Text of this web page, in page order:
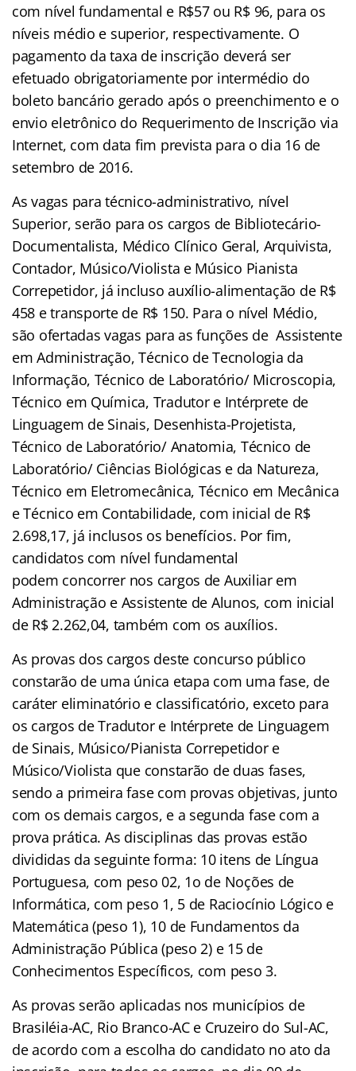
com nível fundamental e R$57 ou R$ 96, para os
níveis médio e superior, respectivamente. O
pagamento da taxa de inscrição deverá ser
efetuado obrigatoriamente por intermédio do
boleto bancário gerado após o preenchimento e o
envio eletrônico do Requerimento de Inscrição via
Internet, com data fim prevista para o dia 16 de
setembro de 2016.
As vagas para técnico-administrativo, nível
Superior, serão para os cargos de Bibliotecário-
Documentalista, Médico Clínico Geral, Arquivista,
Contador, Músico/Violista e Músico Pianista
Correpetidor, já incluso auxílio-alimentação de R$
458 e transporte de R$ 150. Para o nível Médio,
são ofertadas vagas para as funções de Assistente
em Administração, Técnico de Tecnologia da
Informação, Técnico de Laboratório/ Microscopia,
Técnico em Química, Tradutor e Intérprete de
Linguagem de Sinais, Desenhista-Projetista,
Técnico de Laboratório/ Anatomia, Técnico de
Laboratório/ Ciências Biológicas e da Natureza,
Técnico em Eletromecânica, Técnico em Mecânica
e Técnico em Contabilidade, com inicial de R$
2.698,17, já inclusos os benefícios. Por fim,
candidatos com nível fundamental
podem concorrer nos cargos de Auxiliar em
Administração e Assistente de Alunos, com inicial
de R$ 2.262,04, também com os auxílios.
As provas dos cargos deste concurso público
constarão de uma única etapa com uma fase, de
caráter eliminatório e classificatório, exceto para
os cargos de Tradutor e Intérprete de Linguagem
de Sinais, Músico/Pianista Correpetidor e
Músico/Violista que constarão de duas fases,
sendo a primeira fase com provas objetivas, junto
com os demais cargos, e a segunda fase com a
prova prática. As disciplinas das provas estão
divididas da seguinte forma: 10 itens de Língua
Portuguesa, com peso 02, 1o de Noções de
Informática, com peso 1, 5 de Raciocínio Lógico e
Matemática (peso 1), 10 de Fundamentos da
Administração Pública (peso 2) e 15 de
Conhecimentos Específicos, com peso 3.
As provas serão aplicadas nos municípios de
Brasiléia-AC, Rio Branco-AC e Cruzeiro do Sul-AC,
de acordo com a escolha do candidato no ato da